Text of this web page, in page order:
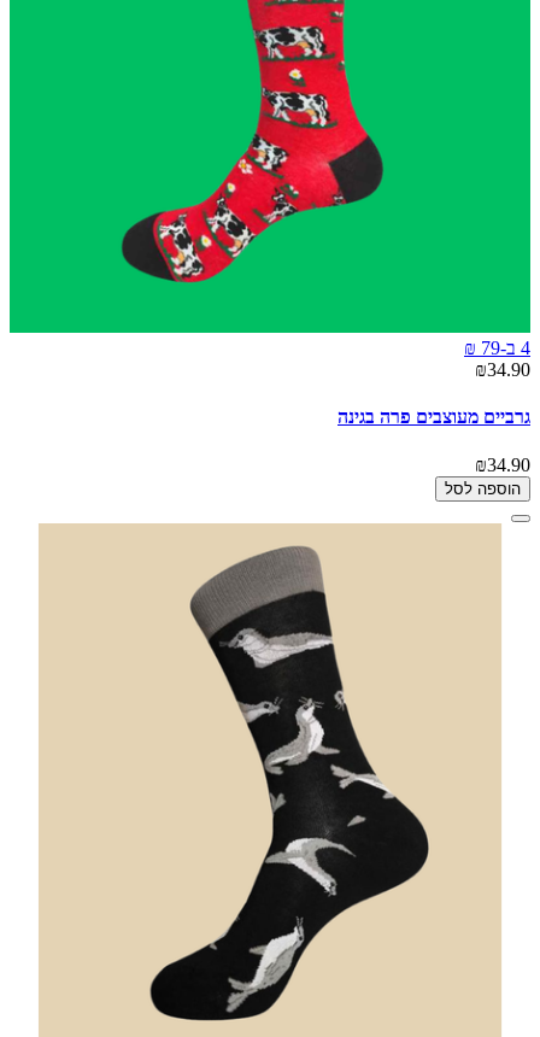
4 ב-79 ₪
₪34.90
גרביים מעוצבים פרה בגינה
₪34.90
הוספה לסל